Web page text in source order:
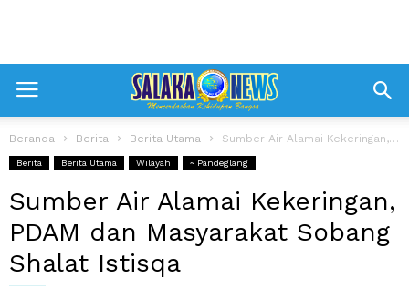
Beranda Berita Berita Utama Sumber Air Alamai Kekeringan, PDAM dan Masyarakat Sobang Shalat Istisqa
Berita Berita Utama Wilayah ~ Pandeglang
Sumber Air Alamai Kekeringan,
PDAM dan Masyarakat Sobang
Shalat Istisqa